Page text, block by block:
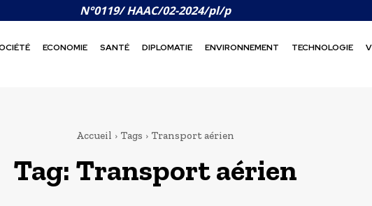
N°0119/ HAAC/02-2024/pl/p
ECONOMIE SANTÉ DIPLOMATIE ENVIRONNEMENT TECHNOLOGIE
Accueil Tags Transport aérien
Tag: Transport aérien